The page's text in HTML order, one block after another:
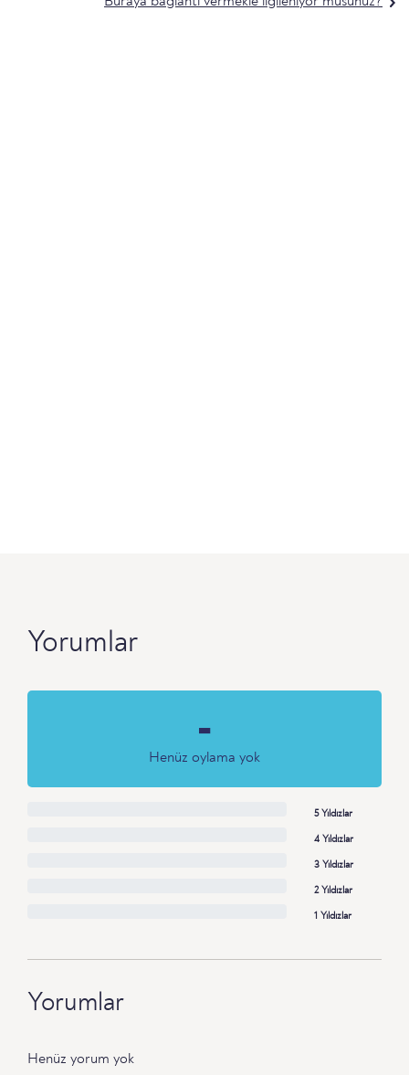
Yorumlar
-
Henüz oylama yok
5 Yıldızlar
4 Yıldızlar
3 Yıldızlar
2 Yıldızlar
1 Yıldızlar
Yorumlar
Henüz yorum yok